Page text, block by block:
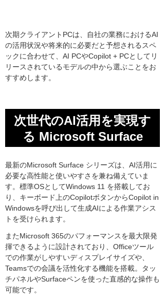
次期クライアントPCは、自社の業務におけるAI
の活用状況や将来的に必要だと予想されるスペ
ックに合わせて、AI PCやCopilot + PCとしてリ
リースされているモデルの中から選ぶことをお
すすめします。
次世代のAI活用を実現す
る Microsoft Surface
最新のMicrosoft Surface シリーズは、AI活用に
必要な高性能と使いやすさを兼ね備えていま
す。標準OSとしてWindows 11 を搭載してお
り、キーボード上のCopilotボタンからCopilot in
Windowsを呼び出して生成AIによる作業アシス
トを受けられます。
またMicrosoft 365のパフォーマンスを最大限発
揮できるように設計されており、Officeツール
での作業がしやすいディスプレイサイズや、
Teamsでの会議を活性化する機能を搭載。タッ
チパネルやSurfaceペンを使った直感的な操作も
可能です。